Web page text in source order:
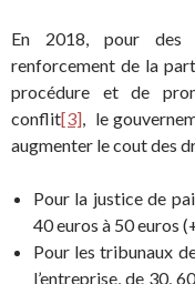
En 2018, pour des
renforcement de la
procédure et de
conflit[3], le
augmenter le cout des
Pour la justice de
40 euros à 50 euros
Pour les tribunaux
l’entreprise, de 30,